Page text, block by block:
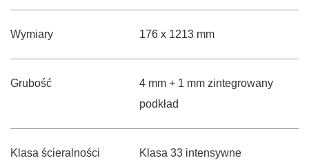
Wymiary 176 x 1213 mm
Grubość
4 mm + 1 mm zintegrowany
podkład
Klasa ścieralności
Klasa 33 intensywne